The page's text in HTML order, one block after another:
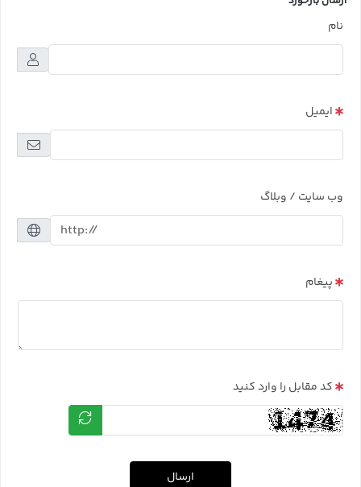
نام
ایمیل
وب سایت / وبلاگ
پیغام
کد مقابل را وارد کنید
ارسال